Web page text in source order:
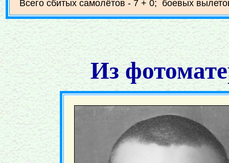
Всего сбитых самолётов - 7 + 0; боевых
Из